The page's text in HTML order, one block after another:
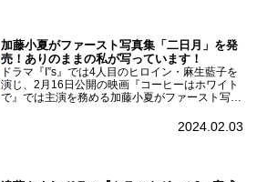
加藤小夏がファースト写真集「二日月」を発
売！ありのままの私が写っています！
ドラマ『I”s』では4人目のヒロイン・麻生藍子を
演じ、2月16日公開の映画『コーヒーはホワイト
で』では主演を務める加藤小夏がファースト写真
記念イベントをHMV＆BOOKS SHIBUYAで開催
2024.02.03